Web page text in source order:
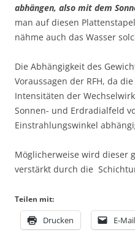
abhängen, also mit dem
man auf diesen
nähme auch das Wasser
Die Abhängigkeit des
Voraussagen der RFH, da
Intensitäten der
Sonnen- und Erdradialfeld
Einstrahlungswinkel
Möglicherweise wird dieser
verstärkt durch die
Teilen mit:
Drucken E-Mail